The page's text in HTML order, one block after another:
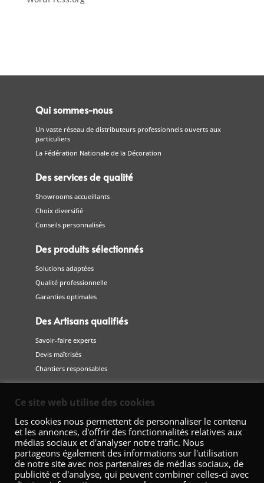
Qui sommes-nous
Un vaste réseau de distributeurs professionnels ouverts aux
particuliers
La Fédération Nationale de la Décoration
Des services de qualité
Showrooms accueillants
Choix diversifié
Conseils personnalisés
Des produits sélectionnés
Solutions adaptées
Qualité professionnelle
Garanties optimales
Des Artisans qualifiés
Savoir-faire experts
Devis maîtrisés
Chantiers responsables
Ce site web utilise des cookies
Les cookies nous permettent de personnaliser le contenu
et les annonces, d'offrir des fonctionnalités relatives aux
médias sociaux et d'analyser notre trafic. Nous
partageons également des informations sur l'utilisation
de notre site avec nos partenaires de médias sociaux, de
publicité et d'analyse, qui peuvent combiner celles-ci avec